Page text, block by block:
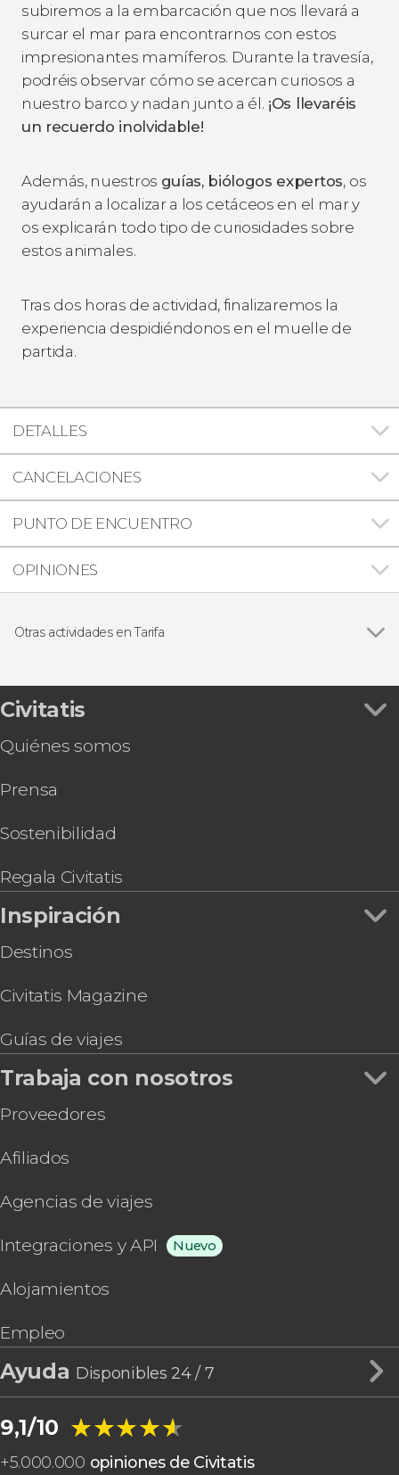
subiremos a la embarcación que nos llevará a
surcar el mar para encontrarnos con estos
impresionantes mamíferos. Durante la travesía,
podréis observar cómo se acercan curiosos a
nuestro barco y nadan junto a él. ¡Os llevaréis
un recuerdo inolvidable!
Además, nuestros guías, biólogos expertos, os
ayudarán a localizar a los cetáceos en el mar y
os explicarán todo tipo de curiosidades sobre
estos animales.
Tras dos horas de actividad, finalizaremos la
experiencia despidiéndonos en el muelle de
partida.
DETALLES
CANCELACIONES
PUNTO DE ENCUENTRO
OPINIONES
Otras actividades en Tarifa
Free tour por las ruinas de Baelo Claudia
Paseo en barco a la isla de las Palomas
Curso de kitesurf de 2 días en Tarifa
Bautismo de buceo en el Parque Natural del
Civitatis
Quiénes somos
Prensa
Sostenibilidad
Regala Civitatis
Inspiración
Destinos
Civitatis Magazine
Guías de viajes
Trabaja con nosotros
Proveedores
Afiliados
Agencias de viajes
Integraciones y API Nuevo
Alojamientos
Empleo
Ayuda Disponibles 24 / 7
9,1/10 ★★★★★
★★★★★
+5.000.000 opiniones de Civitatis